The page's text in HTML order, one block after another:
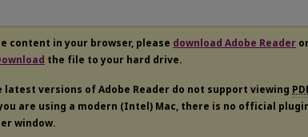
content in your browser, please download Adobe Reader
the file to your hard drive.
latest versions of Adobe Reader do not support viewing
are using a modern (Intel) Mac, there is no official
window.